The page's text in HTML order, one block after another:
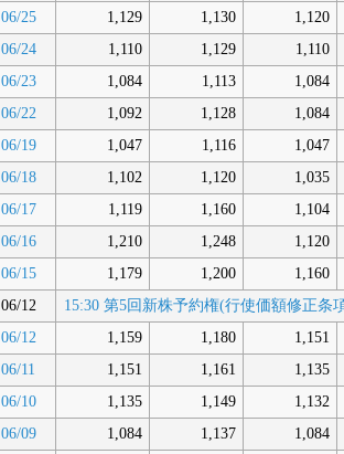
06/25
1,129 1,130 1,120
06/24
1,110 1,129 1,110
06/23
1,084 1,113 1,084
06/22
1,092 1,128 1,084
06/19
1,047 1,116 1,047
06/18
1,102 1,120 1,035
06/17
1,119 1,160 1,104
06/16
1,210 1,248 1,120
06/15
1,179 1,200 1,160
06/12
15:30 第5回新株予約権(行使価額修正
06/12
1,159 1,180 1,151
06/11
1,151 1,161 1,135
06/10
1,135 1,149 1,132
06/09
1,084 1,137 1,084